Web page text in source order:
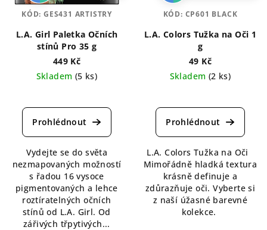
L.A. Girl Paletka Očních
stínů Pro 35 g
449 Kč
Skladem (5 ks)
hodnocení
produktu
z
5
hvězdiček.
Vydejte se do světa
nezmapovaných možností
s řadou 16 vysoce
pigmentovaných a lehce
roztíratelných očních
stínů od L.A. Girl. Od
zářivých třpytivých...
KÓD: GES431 ARTISTRY
L.A. Colors Tužka na Oči 1
g
49 Kč
Skladem (2 ks)
hodnocení
produktu
z
5
hvězdiček.
L.A. Colors Tužka na Oči
Mimořádně hladká textura
krásně definuje a
zdůrazňuje oči. Vyberte si
z naší úžasné barevné
kolekce.
KÓD: CP601 BLACK